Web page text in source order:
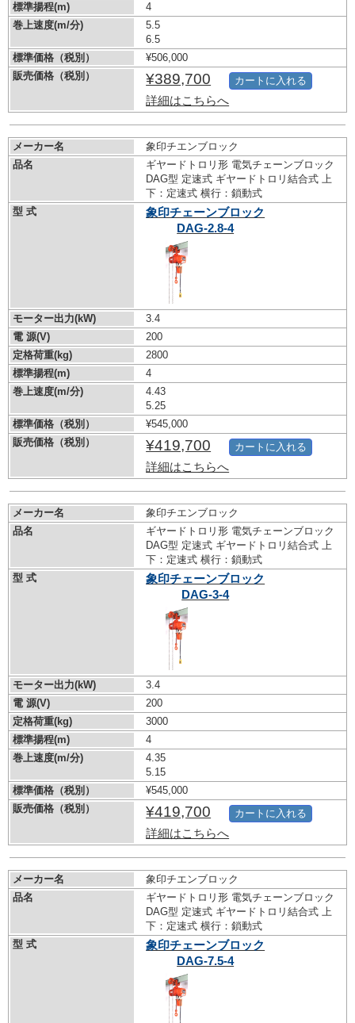
標準揚程(m)
4
巻上速度(m/分)
5.5
6.5
標準価格（税別）
¥506,000
販売価格（税別）
¥389,700
詳細はこちらへ
カートに入れる
メーカー名
象印チエンブロック
品名
ギヤードトロリ形 電気チェーンブロック
DAG型 定速式 ギヤードトロリ結合式 上
下：定速式 横行：鎖動式
型 式
象印チェーンブロック
DAG-2.8-4
モーター出力(kW)
3.4
電 源(V)
200
定格荷重(kg)
2800
標準揚程(m)
4
巻上速度(m/分)
4.43
5.25
標準価格（税別）
¥545,000
販売価格（税別）
¥419,700
詳細はこちらへ
カートに入れる
メーカー名
象印チエンブロック
品名
ギヤードトロリ形 電気チェーンブロック
DAG型 定速式 ギヤードトロリ結合式 上
下：定速式 横行：鎖動式
型 式
象印チェーンブロック
DAG-3-4
モーター出力(kW)
3.4
電 源(V)
200
定格荷重(kg)
3000
標準揚程(m)
4
巻上速度(m/分)
4.35
5.15
標準価格（税別）
¥545,000
販売価格（税別）
¥419,700
詳細はこちらへ
カートに入れる
メーカー名
象印チエンブロック
品名
ギヤードトロリ形 電気チェーンブロック
DAG型 定速式 ギヤードトロリ結合式 上
下：定速式 横行：鎖動式
型 式
象印チェーンブロック
DAG-7.5-4